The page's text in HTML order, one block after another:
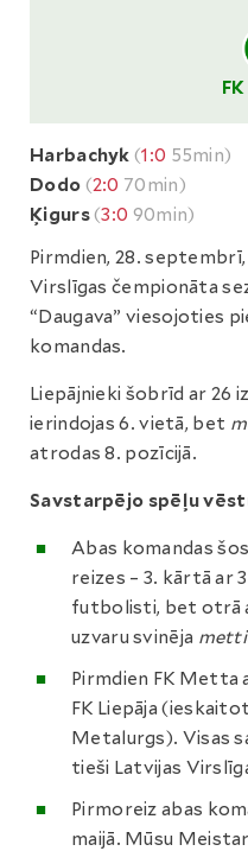
Harbachyk (1:0 55min)
Dodo (2:0 70min)
Ķigurs(3:0 90min)
Pirmdien, 28.
Virslīgas čempionāta
“Daugava” viesojoties
komandas.
Liepājnieki šobrīd ar 26
ierindojas 6. vietā, bet
atrodas 8. pozīcijā.
Savstarpējo spēļu
Abas komandas
reizes – 3. kārtā ar
futbolisti, bet otrā
uzvaru svinēja
Pirmdien FK Metta
FK Liepāja
Metalurgs). Visas
tieši Latvijas
Pirmoreiz abas
maijā. Mūsu